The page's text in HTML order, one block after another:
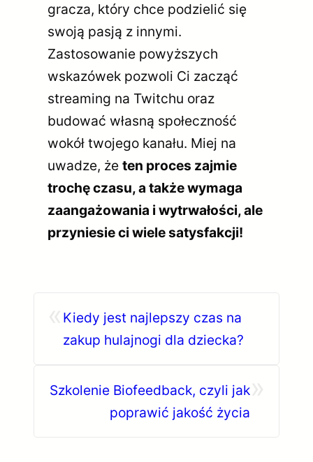
gracza, który chce podzielić się
swoją pasją z innymi.
Zastosowanie powyższych
wskazówek pozwoli Ci zacząć
streaming na Twitchu oraz
budować własną społeczność
wokół twojego kanału. Miej na
uwadze, że ten proces zajmie
trochę czasu, a także wymaga
zaangażowania i wytrwałości, ale
przyniesie ci wiele satysfakcji!
Kiedy jest najlepszy czas na
zakup hulajnogi dla dziecka?
Szkolenie Biofeedback, czyli jak
poprawić jakość życia